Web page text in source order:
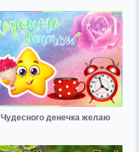
Чудесного денечка желаю